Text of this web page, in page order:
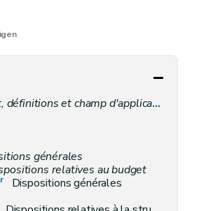
définitions et champ d'application
générales
relatives au budget
Dispositions générales